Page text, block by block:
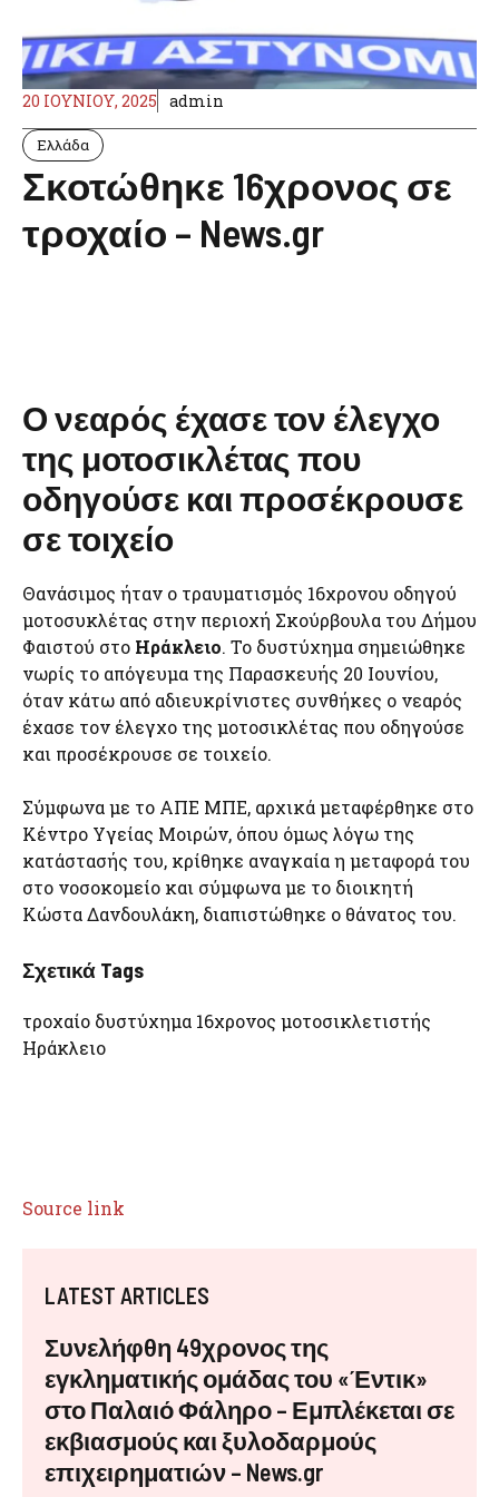
20 ΙΟΥΝΊΟΥ, 2025 admin
Ελλάδα
Σκοτώθηκε 16χρονος σε
τροχαίο – News.gr
Ο νεαρός έχασε τον έλεγχο
της μοτοσικλέτας που
οδηγούσε και προσέκρουσε
σε τοιχείο
Θανάσιμος ήταν ο τραυματισμός 16χρονου οδηγού
μοτοσυκλέτας στην περιοχή Σκούρβουλα του Δήμου
Φαιστού στο Ηράκλειο. Το δυστύχημα σημειώθηκε
νωρίς το απόγευμα της Παρασκευής 20 Ιουνίου,
όταν κάτω από αδιευκρίνιστες συνθήκες ο νεαρός
έχασε τον έλεγχο της μοτοσικλέτας που οδηγούσε
και προσέκρουσε σε τοιχείο.
Σύμφωνα με το ΑΠΕ ΜΠΕ, αρχικά μεταφέρθηκε στο
Κέντρο Υγείας Μοιρών, όπου όμως λόγω της
κατάστασής του, κρίθηκε αναγκαία η μεταφορά του
στο νοσοκομείο και σύμφωνα με το διοικητή
Κώστα Δανδουλάκη, διαπιστώθηκε ο θάνατος του.
Σχετικά Tags
τροχαίο δυστύχημα 16χρονος μοτοσικλετιστής
Ηράκλειο
Source link
LATEST ARTICLES
Συνελήφθη 49χρονος της
εγκληματικής ομάδας του «Έντικ»
στο Παλαιό Φάληρο – Εμπλέκεται σε
εκβιασμούς και ξυλοδαρμούς
επιχειρηματιών – News.gr